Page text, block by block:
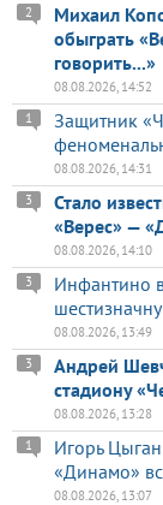
Михаил
обыграть
говорить...»
2
08.08.2026, 14:52
Защитник
1
08.08.2026, 14:31
Стало
«Верес» —
3
08.08.2026, 14:10
Инфантино
3
08.08.2026, 13:49
Андрей
стадиону
3
08.08.2026, 13:28
Игорь
«Динамо»
1
08.08.2026, 13:07